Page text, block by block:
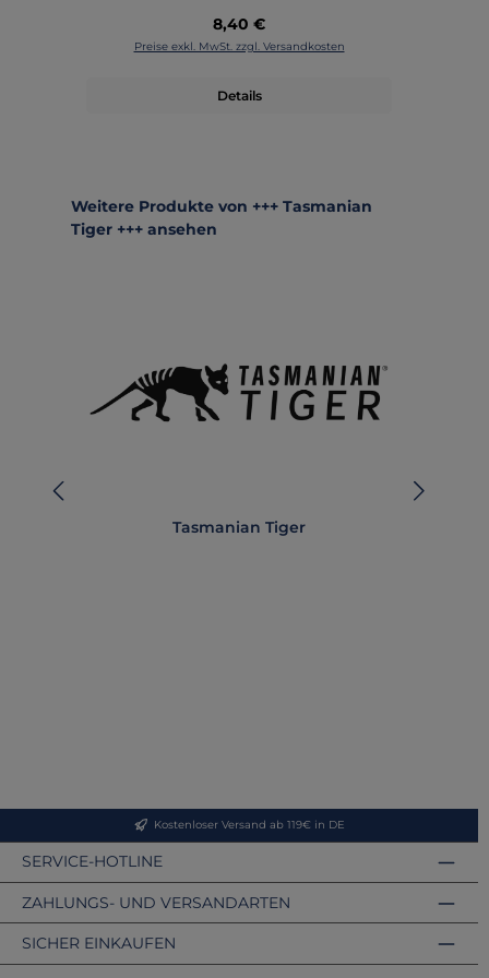
Regulärer Preis:
8,40 €
Preise exkl. MwSt. zzgl. Versandkosten
Details
Produktgalerie überspringen
Weitere Produkte von +++ Tasmanian
Tiger +++ ansehen
Tasmanian Tiger
Kostenloser Versand ab 119€ in DE
SERVICE-HOTLINE
ZAHLUNGS- UND VERSANDARTEN
SICHER EINKAUFEN